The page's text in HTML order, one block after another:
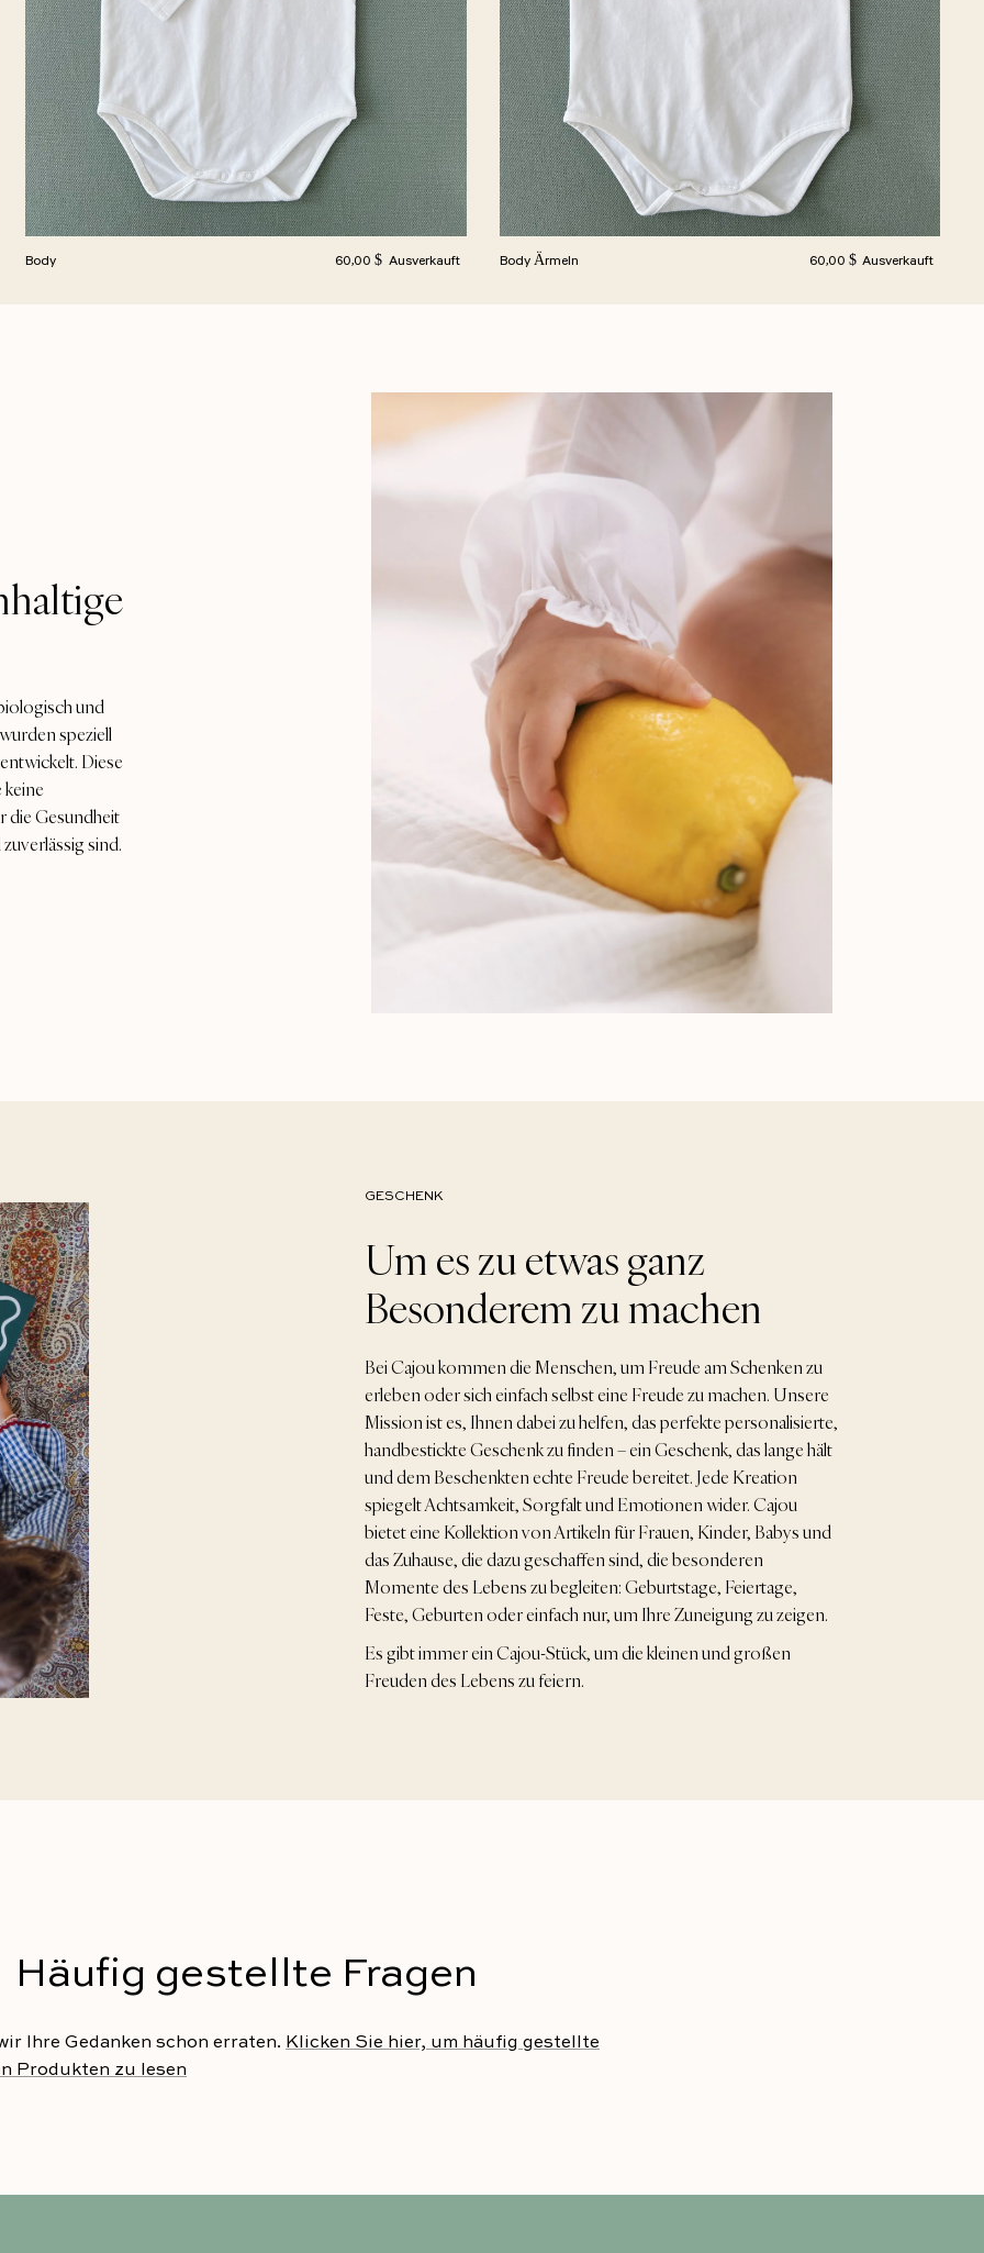
Body Normalpreis
60,00 $ Ausverkauft Body Ärmeln Normalpreis
60,00 $ Ausverkauft
und
speziell
Diese
die Gesundheit
sind.
GESCHENK
Um es zu etwas ganz
Besonderem zu machen
Bei Cajou kommen die Menschen, um Freude am Schenken zu
erleben oder sich einfach selbst eine Freude zu machen. Unsere
Mission ist es, Ihnen dabei zu helfen, das perfekte personalisierte,
handbestickte Geschenk zu finden – ein Geschenk, das lange hält
und dem Beschenkten echte Freude bereitet. Jede Kreation
spiegelt Achtsamkeit, Sorgfalt und Emotionen wider. Cajou
bietet eine Kollektion von Artikeln für Frauen, Kinder, Babys und
das Zuhause, die dazu geschaffen sind, die besonderen
Momente des Lebens zu begleiten: Geburtstage, Feiertage,
Feste, Geburten oder einfach nur, um Ihre Zuneigung zu zeigen.
Es gibt immer ein Cajou-Stück, um die kleinen und großen
Freuden des Lebens zu feiern.
Häufig gestellte Fragen
Ihre Gedanken schon erraten. Klicken Sie hier, um häufig gestellte
Produkten zu lesen